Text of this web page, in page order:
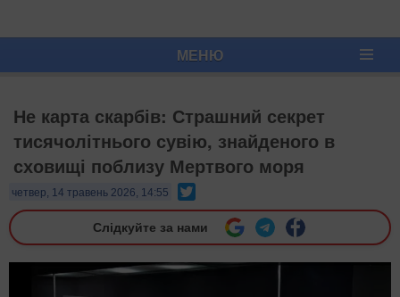
МЕНЮ
Не карта скарбів: Страшний секрет
тисячолітнього сувію, знайденого в
сховищі поблизу Мертвого моря
четвер, 14 травень 2026, 14:55
Слідкуйте за нами